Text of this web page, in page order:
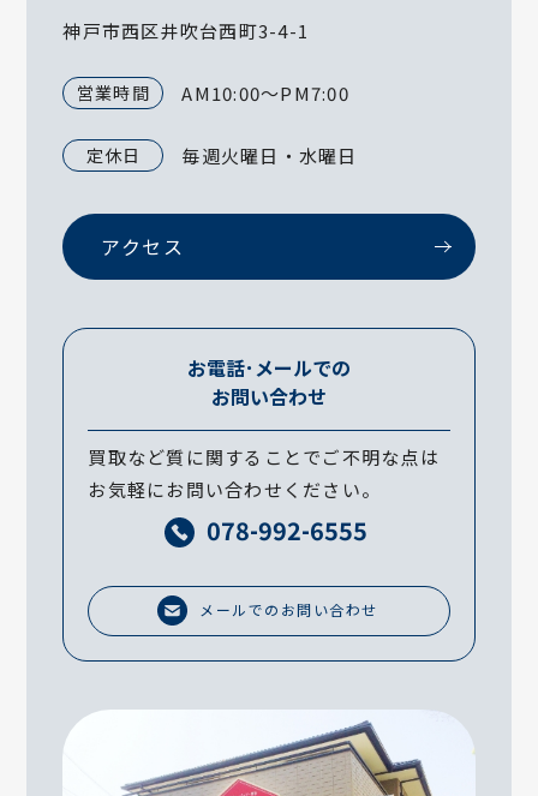
神戸市西区井吹台西町3-4-1
営業時間 AM10:00～PM7:00
定休日 毎週火曜日・水曜日
アクセス
お電話･メールでの
お問い合わせ
買取など質に関することでご不明な点は
お気軽にお問い合わせください。
078-992-6555
メールでのお問い合わせ